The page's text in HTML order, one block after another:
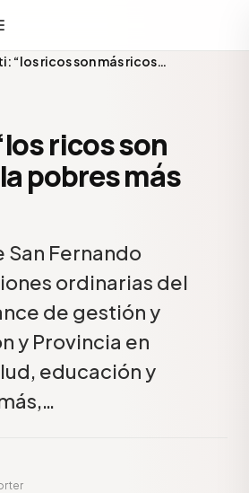
“los ricos son más ricos…
ricos son
pobres más
San Fernando
ordinarias del
de gestión y
y Provincia en
educación y